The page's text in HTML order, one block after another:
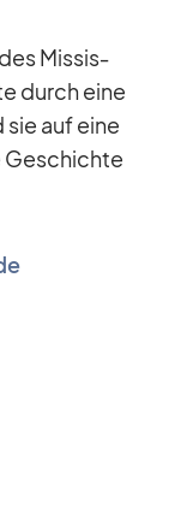
Mis­sis­
durch eine
auf eine
Ge­schichte